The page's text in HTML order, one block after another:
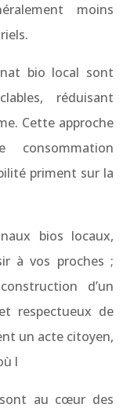
moins
bio local sont
réduisant
Cette approche
priment sur la
bios locaux,
à vos proches ;
d’un
respectueux de
un acte citoyen,
l
au cœur des